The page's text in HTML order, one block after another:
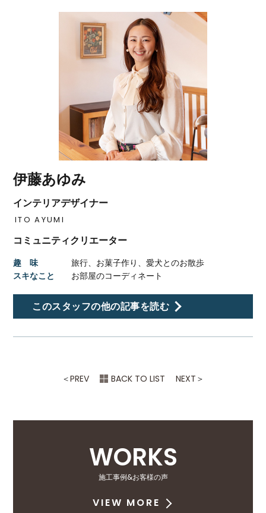
伊藤あゆみ
インテリアデザイナー
ITO AYUMI
コミュニティクリエーター
趣 味
旅行、お菓子作り、愛犬とのお散歩
スキなこと
お部屋のコーディネート
このスタッフの他の記事を読む
＜PREV BACK TO LIST NEXT ＞
WORKS
施工事例&お客様の声
VIEW MORE